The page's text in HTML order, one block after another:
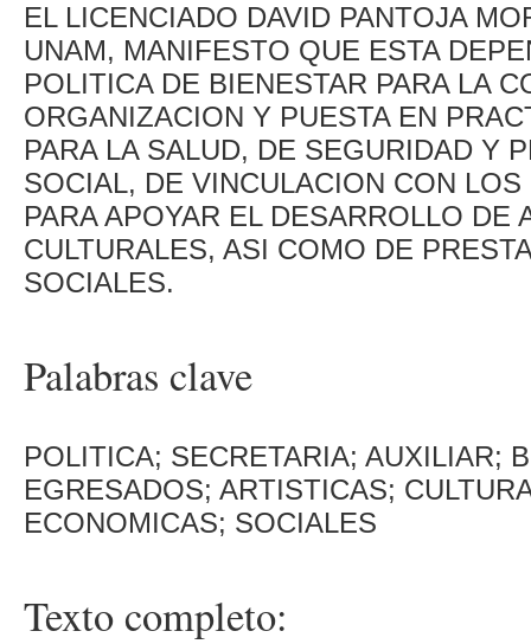
EL LICENCIADO DAVID PANTOJA
UNAM, MANIFESTO QUE ESTA
POLITICA DE BIENESTAR PARA LA
ORGANIZACION Y PUESTA EN
PARA LA SALUD, DE SEGURIDAD Y
SOCIAL, DE VINCULACION CON
PARA APOYAR EL DESARROLLO DE
CULTURALES, ASI COMO DE
SOCIALES.
Palabras clave
POLITICA; SECRETARIA; AUXILIAR;
EGRESADOS; ARTISTICAS;
ECONOMICAS; SOCIALES
Texto completo: